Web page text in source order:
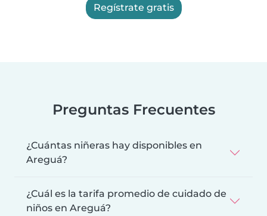
Regístrate gratis
Preguntas Frecuentes
¿Cuántas niñeras hay disponibles en
Areguá?
¿Cuál es la tarifa promedio de cuidado de
niños en Areguá?